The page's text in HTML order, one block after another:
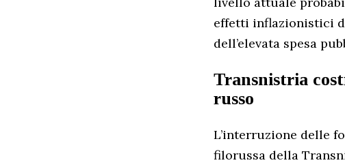
effetti inflazionistici
dell’elevata spesa
Transnistria
russo
L’interruzione delle
filorussa della